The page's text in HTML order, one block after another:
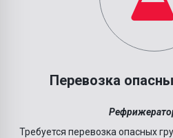
Перевозка
Требуется перевозка опасных